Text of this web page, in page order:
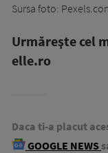
Sursa foto:
Urmăreşte cel
elle.ro
Daca ti-a placut
GOOGLE NEWS